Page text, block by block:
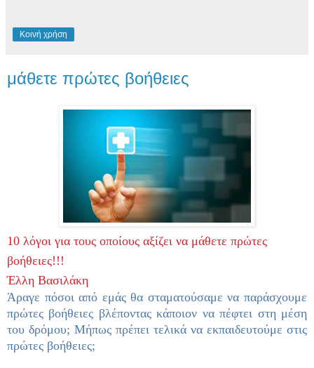
Κοινή χρήση
μάθετε πρώτες βοήθειες
10 λόγοι για τους οποίους αξίζει να μάθετε πρώτες
βοήθειες!!!
Έλλη Βασιλάκη
Άραγε πόσοι από εμάς θα σταματούσαμε να παράσχουμε
πρώτες βοήθειες βλέποντας κάποιον να πέφτει στη μέση
του δρόμου; Μήπως πρέπει τελικά να εκπαιδευτούμε στις
πρώτες βοήθειες;